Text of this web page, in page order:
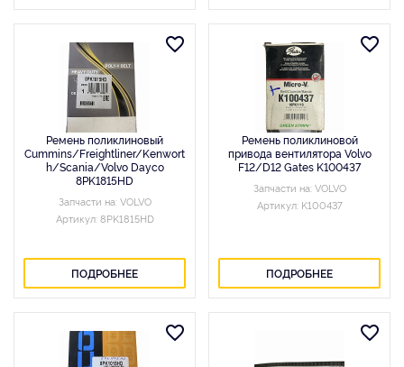
Ремень поликлиновый
Cummins/Freightliner/Kenwort
h/Scania/Volvo Dayco
8PK1815HD
Запчасти на: VOLVO
Артикул: 8PK1815HD
ПОДРОБНЕЕ
Ремень поликлиновой
привода вентилятора Volvo
F12/D12 Gates K100437
Запчасти на: VOLVO
Артикул: K100437
ПОДРОБНЕЕ